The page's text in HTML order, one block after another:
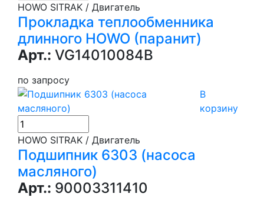
HOWO SITRAK / Двигатель
Прокладка теплообменника
длинного HOWO (паранит)
Арт.: VG14010084B
по запросу
В
корзину
HOWO SITRAK / Двигатель
Подшипник 6303 (насоса
масляного)
Арт.: 90003311410